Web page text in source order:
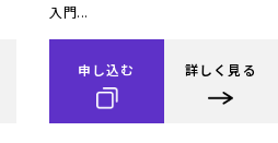
入門...
申し込む 詳しく見る